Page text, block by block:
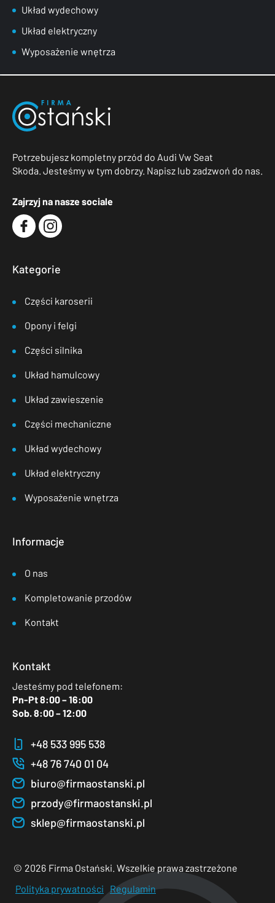
Układ wydechowy
Układ elektryczny
Wyposażenie wnętrza
Potrzebujesz kompletny przód do Audi Vw Seat
Skoda. Jesteśmy w tym dobrzy. Napisz lub zadzwoń do nas.
Zajrzyj na nasze sociale
Kategorie
Części karoserii
Opony i felgi
Części silnika
Układ hamulcowy
Układ zawieszenie
Części mechaniczne
Układ wydechowy
Układ elektryczny
Wyposażenie wnętrza
Informacje
O nas
Kompletowanie przodów
Kontakt
Kontakt
Jesteśmy pod telefonem:
Pn-Pt 8:00 – 16:00
Sob. 8:00 – 12:00
+48 533 995 538
+48 76 740 01 04
biuro@firmaostanski.pl
przody@firmaostanski.pl
sklep@firmaostanski.pl
© 2026 Firma Ostański. Wszelkie prawa zastrzeżone
Polityka prywatności
Regulamin